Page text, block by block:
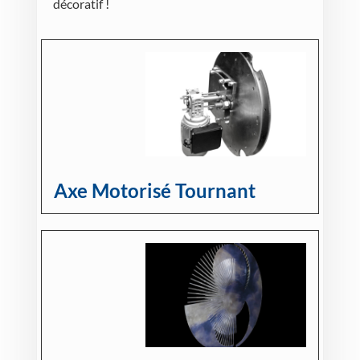
décoratif !
Axe Motorisé Tournant